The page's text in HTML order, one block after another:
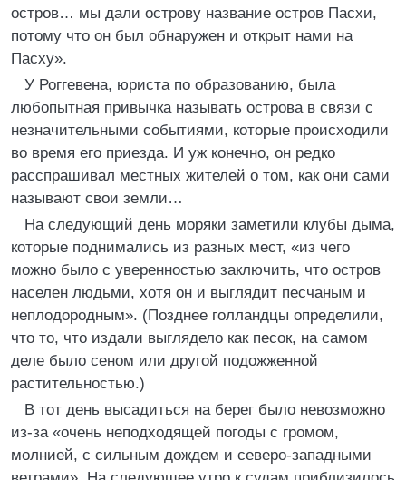
остров… мы дали острову название остров Пасхи,
потому что он был обнаружен и открыт нами на
Пасху».
У Роггевена, юриста по образованию, была
любопытная привычка называть острова в связи с
незначительными событиями, которые происходили
во время его приезда. И уж конечно, он редко
расспрашивал местных жителей о том, как они сами
называют свои земли…
На следующий день моряки заметили клубы дыма,
которые поднимались из разных мест, «из чего
можно было с уверенностью заключить, что остров
населен людьми, хотя он и выглядит песчаным и
неплодородным». (Позднее голландцы определили,
что то, что издали выглядело как песок, на самом
деле было сеном или другой подожженной
растительностью.)
В тот день высадиться на берег было невозможно
из-за «очень неподходящей погоды с громом,
молнией, с сильным дождем и северо-западными